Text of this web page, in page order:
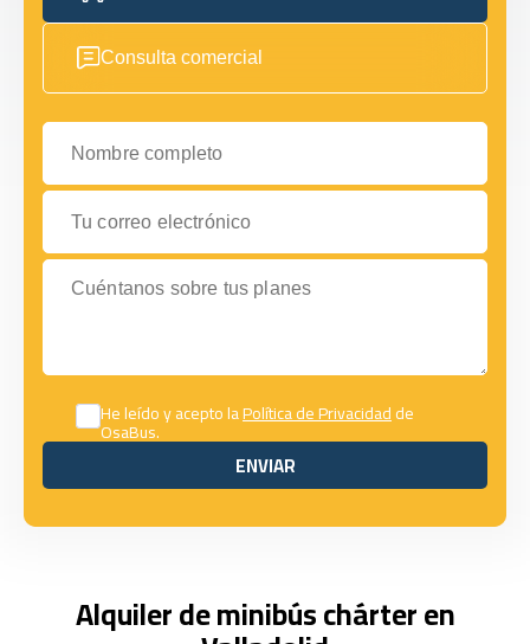
Consulta comercial
Nombre completo
Tu correo electrónico
Cuéntanos sobre tus planes
He leído y acepto laPolítica de Privacidadde
OsaBus.
ENVIAR
ENVIAR
Alquiler de minibús chárter en